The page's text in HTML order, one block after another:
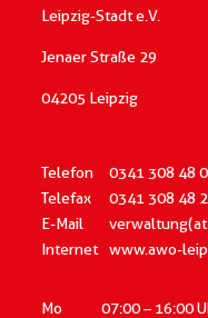
Leipzig-Stadt e.V.
Jenaer Straße 29
04205 Leipzig
Telefon
0341 308 48 0
Telefax
0341 308 48
E-Mail
Internet
www.awo-
Mo
07:00 – 16:00